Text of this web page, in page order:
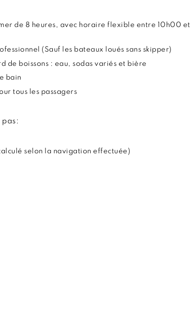
de 8 heures, avec horaire flexible entre 10h00 et
(Sauf les bateaux loués sans skipper)
de boissons : eau, sodas variés et bière
bain
tous les passagers
pas:
selon la navigation effectuée)